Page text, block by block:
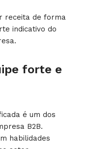
receita de forma
indicativo do
forte e
é um dos
B2B.
habilidades